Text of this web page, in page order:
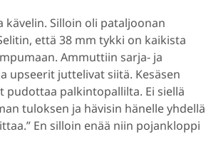
Silloin oli pataljoonan
että 38 mm tykki on kaikista
Ammuttiin sarja- ja
upseerit juttelivat siitä. Kesäsen
pudottaa palkintopallilta. Ei siellä
tuloksen ja hävisin hänelle yhdellä
En silloin enää niin pojankloppi